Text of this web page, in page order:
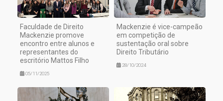
Faculdade de Direito
Mackenzie promove
encontro entre alunos e
representantes do
escritório Mattos Filho
05/11/2025
Mackenzie é vice-campeão
em competição de
sustentação oral sobre
Direito Tributário
28/10/2024